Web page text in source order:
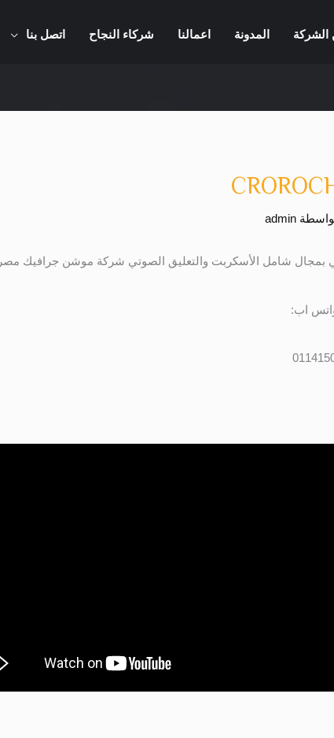
الشركة المدونة اعمالنا شركاء النجاح اتصل بنا
admin
شامل الأسكربت والتعليق الصوتي شركة موشن جرافيك مصر
اب: